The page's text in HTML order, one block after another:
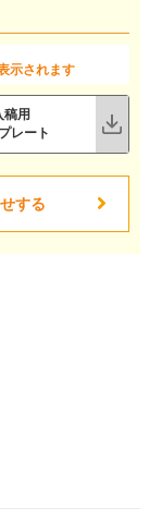
示されます
稿用
レート
する